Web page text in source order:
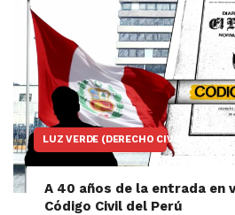
LUZ VERDE (DERECHO CIVIL)
A 40 años de la entrada en
Código Civil del Perú